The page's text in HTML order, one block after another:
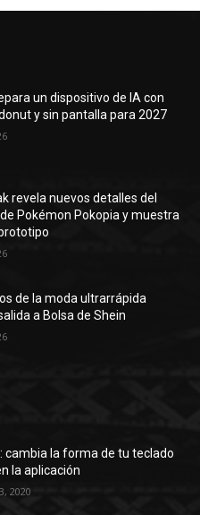
un dispositivo de IA con
y sin pantalla para 2027
revela nuevos detalles del
Pokémon Pokopia y muestra
de la moda ultrarrápida
a Bolsa de Shein
cambia la forma de tu teclado
la aplicación
2020